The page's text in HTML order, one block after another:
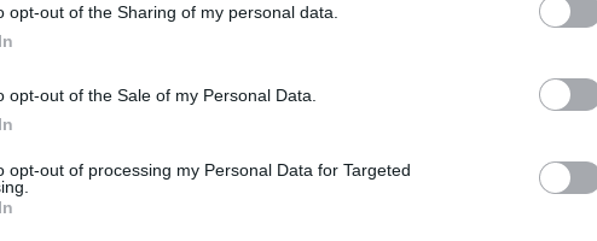
opt-out of the Sharing of my personal data.
opt-out of the Sale of my Personal Data.
opt-out of processing my Personal Data for Targeted
e ministro degli Esteri, Antonio Tajani, nel corso